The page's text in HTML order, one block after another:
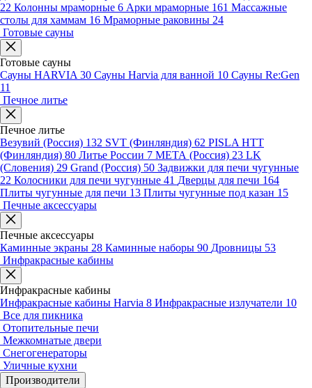
22 Колонны мраморные 6 Арки мраморные 161 Массажные
столы для хаммам 16 Мраморные раковины 24
Готовые сауны
Готовые сауны
Сауны HARVIA 30 Сауны Harvia для ванной 10 Сауны Re:Gen
11
Печное литье
Печное литье
Везувий (Россия) 132 SVT (Финляндия) 62 PISLA HTT
(Финляндия) 80 Литье России 7 МЕТА (Россия) 23 LK
(Словения) 29 Grand (Россия) 50 Задвижки для печи чугунные
22 Колосники для печи чугунные 41 Дверцы для печи 164
Плиты чугунные для печи 13 Плиты чугунные под казан 15
Печные аксессуары
Печные аксессуары
Каминные экраны 28 Каминные наборы 90 Дровницы 53
Инфракрасные кабины
Инфракрасные кабины
Инфракрасные кабины Harvia 8 Инфракрасные излучатели 10
Все для пикника
Отопительные печи
Межкомнатые двери
Снегогенераторы
Уличные кухни
Производители